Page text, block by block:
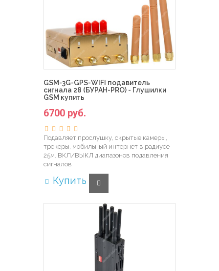
GSM-3G-GPS-WIFI подавитель
сигнала 28 (БУРАН-PRO) - Глушилки
GSM купить
6700 руб.
Подавляет прослушку, скрытые камеры,
трекеры, мобильный интернет в радиусе
25м. ВКЛ/ВЫКЛ диапазонов подавления
сигналов
Купить